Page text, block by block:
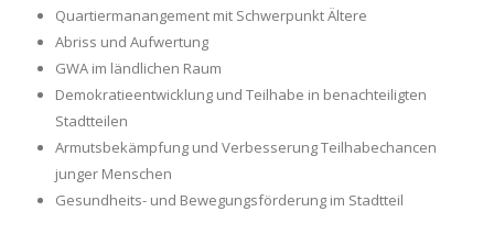
Quartiermanangement mit Schwerpunkt Ältere
Abriss und Aufwertung
GWA im ländlichen Raum
Demokratieentwicklung und Teilhabe in benachteiligten
Stadtteilen
Armutsbekämpfung und Verbesserung Teilhabechancen
junger Menschen
Gesundheits- und Bewegungsförderung im Stadtteil